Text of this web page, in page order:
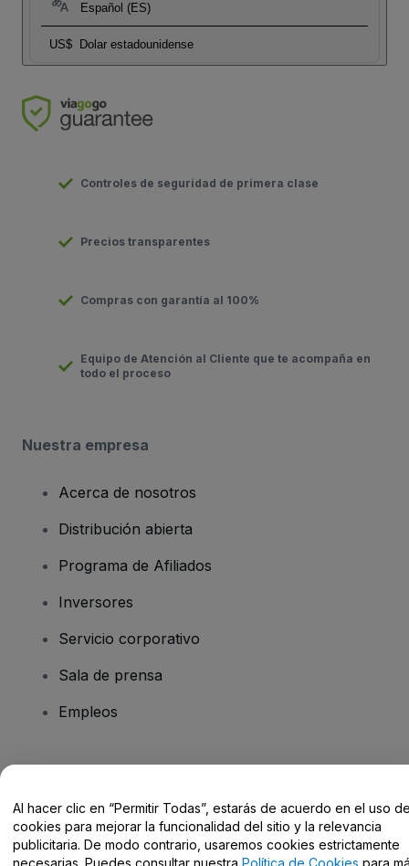
Español (ES)
US$ Dolar estadounidense
Controles de seguridad de primera clase
Precios transparentes
Compras con garantía al 100%
Equipo de Atención al Cliente que te acompaña en
todo el proceso
Nuestra empresa
Acerca de nosotros
Distribución abierta
Programa de Afiliados
Inversores
Servicio corporativo
Sala de prensa
Empleos
Centro de Ayuda / Contacto
Al hacer clic en “Permitir Todas”, estarás de acuerdo en el uso
cookies para mejorar la funcionalidad del sitio y la relevancia
publicitaria. De modo contrario, usaremos cookies estrictamente
necesarias. Puedes consultar nuestra Política de Cookies para